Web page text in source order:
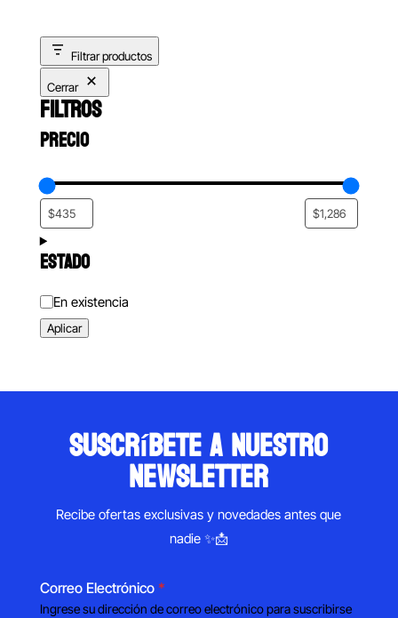
Filtrar productos
Cerrar
FILTROS
PRECIO
ESTADO
Estado
En existencia
Aplicar
suscríbete a nuestro
newsletter
Recibe ofertas exclusivas y novedades antes que
nadie ✨📩
Correo Electrónico *
Ingrese su dirección de correo electrónico para suscribirse